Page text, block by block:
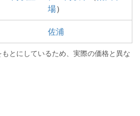
場）
佐浦
とにしているため、実際の価格と異な